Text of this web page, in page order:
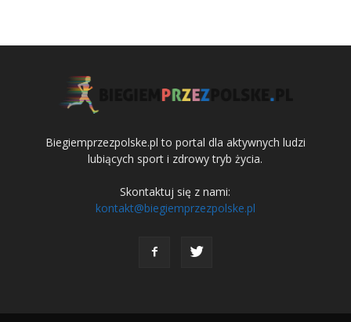
Biegiemprzezpolske.pl to portal dla aktywnych ludzi
lubiących sport i zdrowy tryb życia.
Skontaktuj się z nami:
kontakt@biegiemprzezpolske.pl